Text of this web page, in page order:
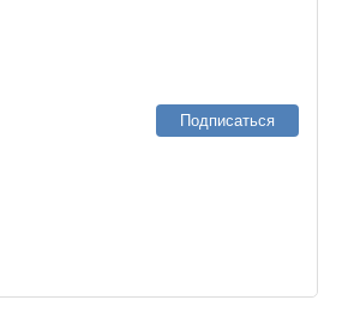
Подписаться